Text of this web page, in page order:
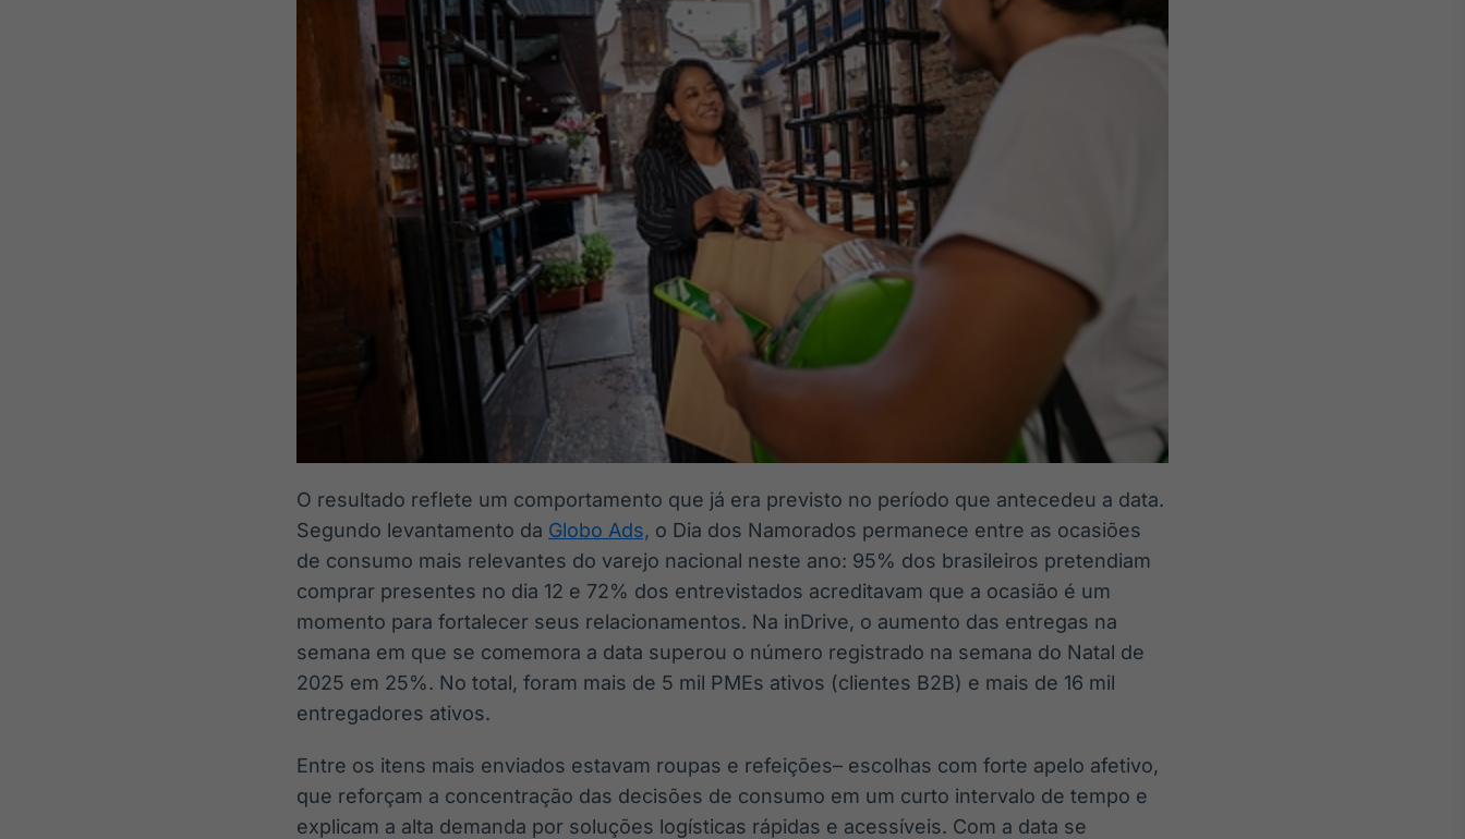
O resultado reflete um comportamento que já era previsto no período que antecedeu a data.
Segundo levantamento da Globo Ads, o Dia dos Namorados permanece entre as ocasiões
de consumo mais relevantes do varejo nacional neste ano: 95% dos brasileiros pretendiam
comprar presentes no dia 12 e 72% dos entrevistados acreditavam que a ocasião é um
momento para fortalecer seus relacionamentos. Na inDrive, o aumento das entregas na
semana em que se comemora a data superou o número registrado na semana do Natal de
2025 em 25%. No total, foram mais de 5 mil PMEs ativos (clientes B2B) e mais de 16 mil
entregadores ativos.
Entre os itens mais enviados estavam roupas e refeições– escolhas com forte apelo afetivo,
que reforçam a concentração das decisões de consumo em um curto intervalo de tempo e
explicam a alta demanda por soluções logísticas rápidas e acessíveis. Com a data se